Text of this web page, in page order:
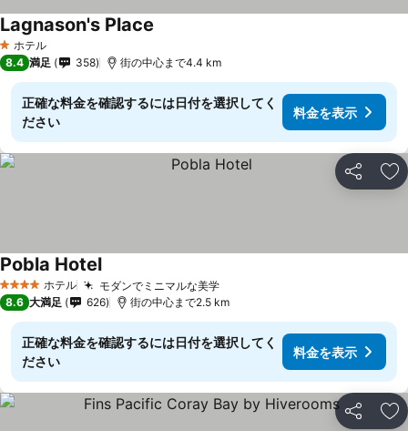
1 ホテルのランク
ホテル
Lagnason's Place
8.4 満足 358 街の中心まで4.4 km
正確な料金を確認するには日付を選択してく
ださい
料金を表示
シェア お
4 ホテルのランク
ホテル モダンでミニマルな美学料金を表示
Pobla Hotel料金を表示
8.6 大満足 626 街の中心まで2.5 km
正確な料金を確認するには日付を選択してく
ださい
料金を表示
シェア お